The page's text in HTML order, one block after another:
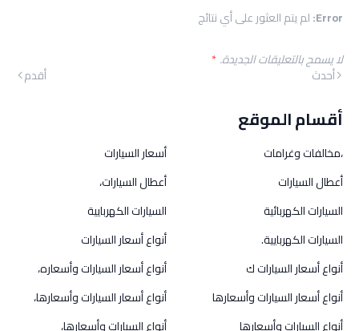
Error: لم يتم العثور على أي نتائج
لا يسمح بالتعليقات الجديدة.*
أحدث أقدم
أقسام الموقع
،مخالفات وغرامات
أسعار السيارات
أعطال السيارات
أعطال السيارات،
السيارات الكهربائية
السيارات الكهربايية
السيارات الكهربايية.
أنواع أسعار السيارات
أنواع أسعار السيارات ك
أنواع أسعار السيارات وأسعاره،
أنواع أسعار السيارات وأسعارها
أنواع أسعار السيارات وأسعارها،
أنواع السيارات وأسعارها
أنواع السيارات وأسعارها،